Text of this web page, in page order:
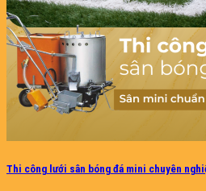
Thi công lưới sân bóng đá mini chuyên